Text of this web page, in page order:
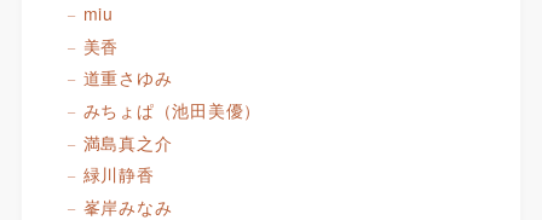
miu
美香
道重さゆみ
みちょぱ（池田美優）
満島真之介
緑川静香
峯岸みなみ